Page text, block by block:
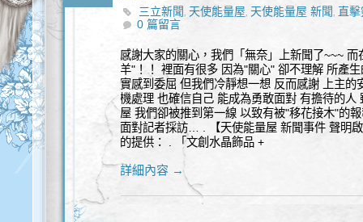
三立新聞, 天使能量屋, 天使能量屋 新聞, 直
0 篇留言
感謝大家的關心，我們「無奈」上新聞了~~~
羊"！！ 裡面有很多 因為"關心" 卻不理解 所產
實感到委屈 但我們冷靜想一想 反而感謝 上主
機處理 也確信自己 能成為勇敢面對 有擔待的
屋 我們卻被推到第一線 以致有被"移花接木"的
面對記者採訪… . 【天使能量屋 新聞事件 聲明
的提供： . 「文創水晶飾品 +
詳細內容 →